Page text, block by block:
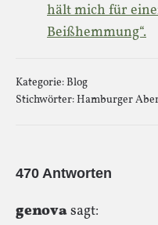
hält mich für
Beißhemmung“.
Kategorie:Blog
Stichwörter:Hamburger
470 Antworten
genovasagt: